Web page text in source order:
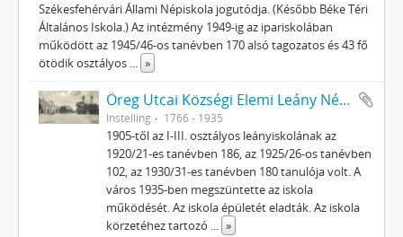
Székesfehérvári Állami Népiskola jogutódja. (Később Béke Téri
Általános Iskola.) Az intézmény 1949-ig az ipariskolában
működött az 1945/46-os tanévben 170 alsó tagozatos és 43 fő
ötödik osztályos ... »
Öreg Utcai Községi Elemi Leány Népiskola
Instelling 1766 - 1935
1905-től az I-III. osztályos leányiskolának az
1920/21-es tanévben 186, az 1925/26-os tanévben
102, az 1930/31-es tanévben 180 tanulója volt. A
város 1935-ben megszüntette az iskola
működését. Az iskola épületét eladták. Az iskola
körzetéhez tartozó ... »